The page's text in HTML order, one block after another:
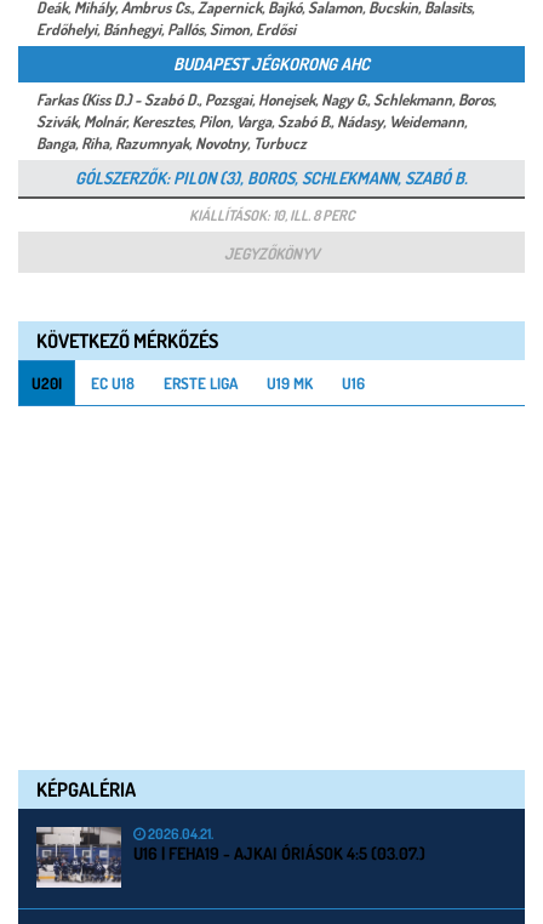
Deák, Mihály, Ambrus Cs., Zapernick, Bajkó, Salamon, Bucskin, Balasits,
Erdőhelyi, Bánhegyi, Pallós, Simon, Erdősi
BUDAPEST JÉGKORONG AHC
Farkas (Kiss D.) - Szabó D., Pozsgai, Honejsek, Nagy G., Schlekmann, Boros,
Szivák, Molnár, Keresztes, Pilon, Varga, Szabó B., Nádasy, Weidemann,
Banga, Riha, Razumnyak, Novotny, Turbucz
GÓLSZERZŐK: PILON (3), BOROS, SCHLEKMANN, SZABÓ B.
KIÁLLÍTÁSOK: 10, ILL. 8 PERC
JEGYZŐKÖNYV
KÖVETKEZŐ MÉRKŐZÉS
U20I EC U18 ERSTE LIGA U19 MK U16
KÉPGALÉRIA
2026.04.21.
U16 | FEHA19 - AJKAI ÓRIÁSOK 4:5 (03.07.)